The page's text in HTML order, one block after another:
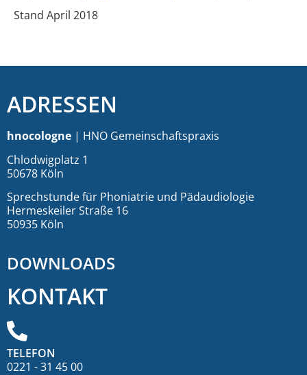
Stand April 2018
ADRESSEN
hnocologne | HNO Gemeinschaftspraxis
Chlodwigplatz 1
50678 Köln
Sprechstunde für Phoniatrie und Pädaudiologie
Hermeskeiler Straße 16
50935 Köln
DOWNLOADS
KONTAKT
TELEFON
0221 - 31 45 00